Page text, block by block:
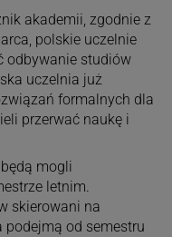
akademii, zgodnie z
polskie uczelnie
odbywanie studiów
uczelnia już
formalnych dla
przerwać naukę i
mogli
letnim.
skierowani na
podejmą od semestru